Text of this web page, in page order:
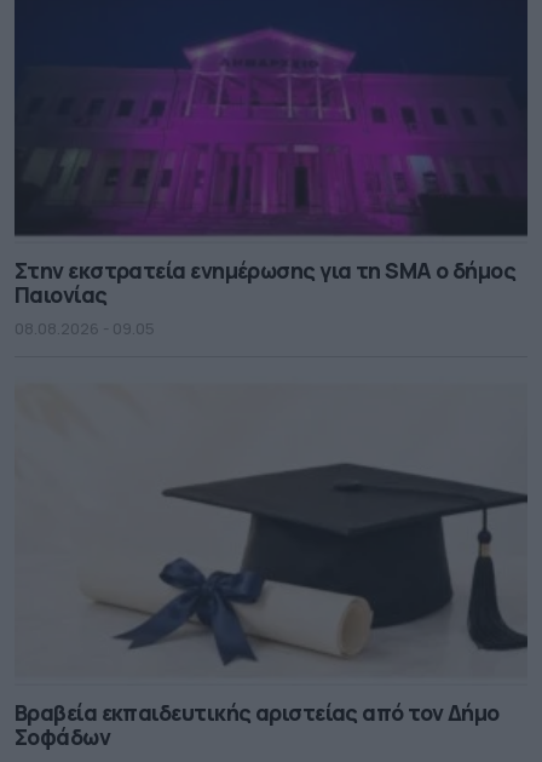
Στην εκστρατεία ενημέρωσης για τη SMA ο δήμος
Παιονίας
08.08.2026 - 09.05
Βραβεία εκπαιδευτικής αριστείας από τον Δήμο
Σοφάδων